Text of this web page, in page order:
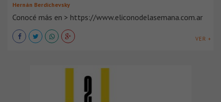
Hernán Berdichevsky
Conocé más en > https://www.eliconodelasemana.com.ar
VER +